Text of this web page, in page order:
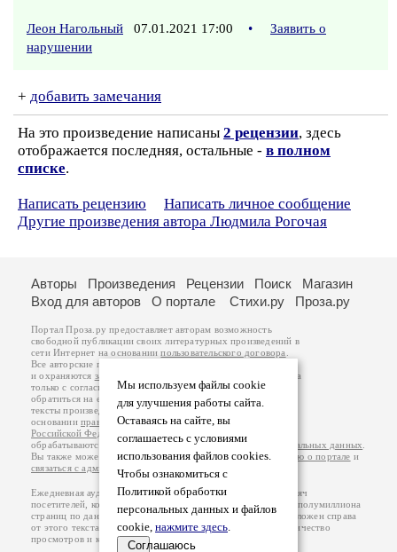
Леон Нагольный 07.01.2021 17:00 •
Заявить о
нарушении
+ добавить замечания
На это произведение написаны 2 рецензии, здесь
отображается последняя, остальные - в полном
списке.
Написать рецензию
Написать личное сообщение
Другие произведения автора Людмила Рогочая
Мы используем файлы cookie
для улучшения работы сайта.
Оставаясь на сайте, вы
соглашаетесь с условиями
использования файлов cookies.
Чтобы ознакомиться с
Политикой обработки
персональных данных и файлов
cookie, нажмите здесь.
Соглашаюсь
Авторы Произведения Рецензии Поиск
Магазин
Вход для авторов
О портале Стихи.ру Проза.ру
Портал Проза.ру предоставляет авторам возможность
свободной публикации своих литературных произведений в
сети Интернет на основаниипользовательского договора
Все авторские права на произведения принадлежат авторам
и охраняются законом
. Перепечатка произведений возможна
только с согласия его автора, к которому вы можете
обратиться на его авторской странице. Ответственность за
тексты произведений авторы несут самостоятельно на
основанииправил публикацииизаконодательства
Российской Федерации
обрабатываются на основанииПолитики обработки персональных данных
Вы также можете посмотреть более подробнуюинформацию о портале и
связаться с администрацией
Ежедневная аудитория портала Проза.ру – порядка 100 тысяч
посетителей, которые в общей сумме просматривают более полумиллиона
страниц по данным счетчика посещаемости, который расположен справа
от этого текста. В каждой графе указано по две цифры: количество
просмотров и количество посетителей.